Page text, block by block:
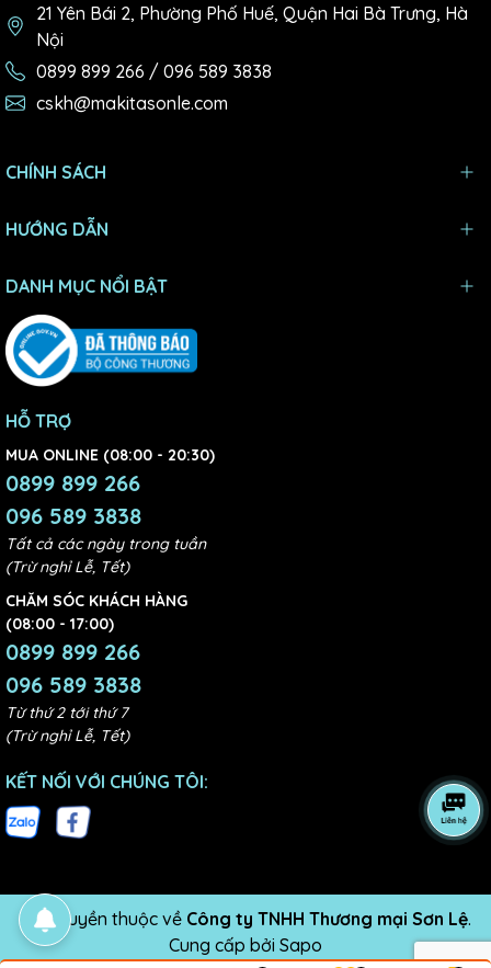
21 Yên Bái 2, Phường Phố Huế, Quận Hai Bà Trưng, Hà
Nội
0899 899 266 / 096 589 3838
cskh@makitasonle.com
CHÍNH SÁCH
HƯỚNG DẪN
DANH MỤC NỔI BẬT
HỖ TRỢ
MUA ONLINE (08:00 - 20:30)
0899 899 266
096 589 3838
Tất cả các ngày trong tuần
(Trừ nghỉ Lễ, Tết)
CHĂM SÓC KHÁCH HÀNG
(08:00 - 17:00)
0899 899 266
096 589 3838
Từ thứ 2 tới thứ 7
(Trừ nghỉ Lễ, Tết)
KẾT NỐI VỚI CHÚNG TÔI:
Bản quyền thuộc về Công ty TNHH Thương mại Sơn Lệ.
Cung cấp bởi Sapo